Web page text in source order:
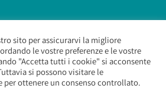
sito per assicurarvi la migliore
le vostre preferenze e le vostre
"Accetta tutti i cookie" si acconsente
si possono visitare le
per ottenere un consenso controllato.